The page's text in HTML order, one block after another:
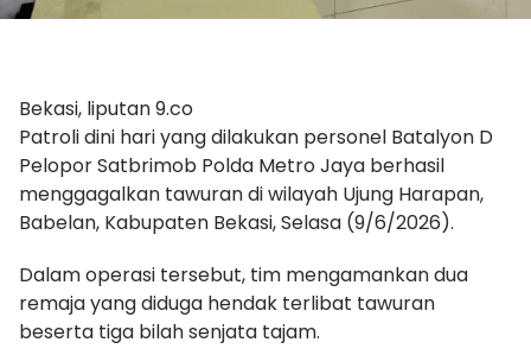
Bekasi, liputan 9.co
Patroli dini hari yang dilakukan personel Batalyon D
Pelopor Satbrimob Polda Metro Jaya berhasil
menggagalkan tawuran di wilayah Ujung Harapan,
Babelan, Kabupaten Bekasi, Selasa (9/6/2026).
Dalam operasi tersebut, tim mengamankan dua
remaja yang diduga hendak terlibat tawuran
beserta tiga bilah senjata tajam.